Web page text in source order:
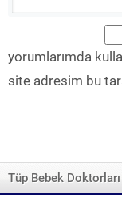
yorumlarımda
site adresim bu
Tüp Bebek Doktorları